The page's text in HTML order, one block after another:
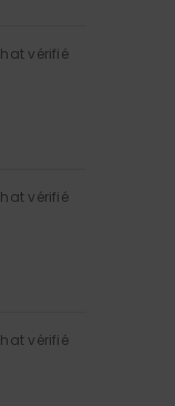
vérifié
vérifié
vérifié